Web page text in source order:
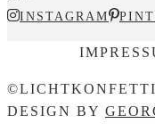
INSTAGRAM
DESIGN BY